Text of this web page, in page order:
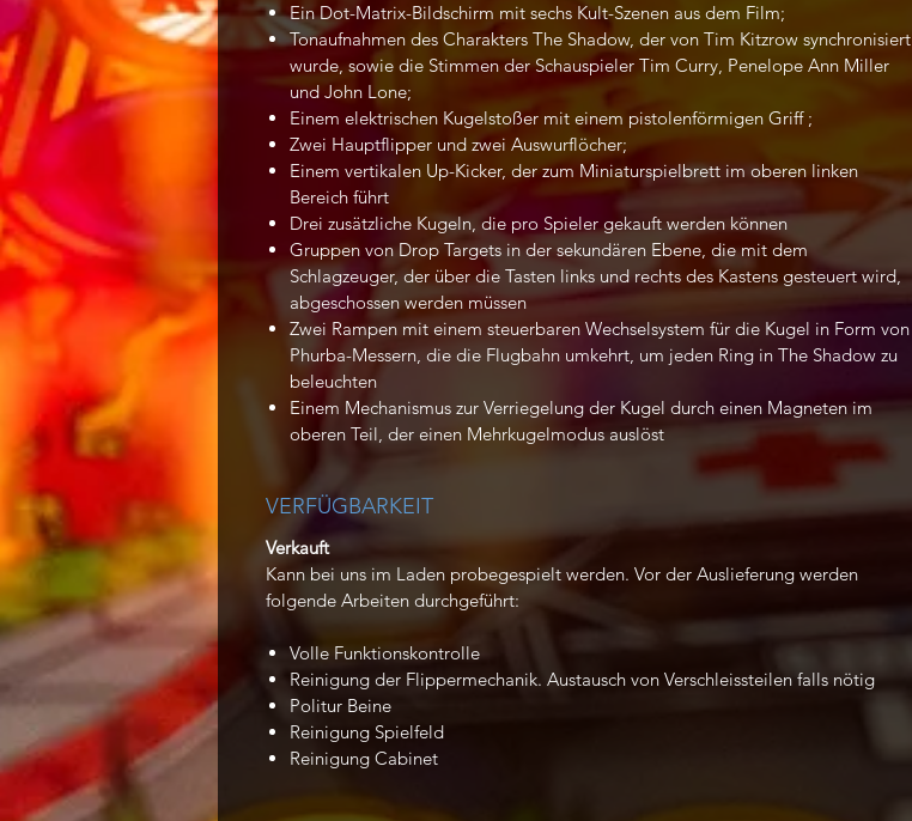
Ein Dot-Matrix-Bildschirm mit sechs Kult-Szenen aus dem Film;
Tonaufnahmen des Charakters The Shadow, der von Tim Kitzrow synchronisiert
wurde, sowie die Stimmen der Schauspieler Tim Curry, Penelope Ann Miller
und John Lone;
Einem elektrischen Kugelstoßer mit einem pistolenförmigen Griff ;
Zwei Hauptflipper und zwei Auswurflöcher;
Einem vertikalen Up-Kicker, der zum Miniaturspielbrett im oberen linken
Bereich führt
Drei zusätzliche Kugeln, die pro Spieler gekauft werden können
Gruppen von Drop Targets in der sekundären Ebene, die mit dem
Schlagzeuger, der über die Tasten links und rechts des Kastens gesteuert wird,
abgeschossen werden müssen
Zwei Rampen mit einem steuerbaren Wechselsystem für die Kugel in Form von
Phurba-Messern, die die Flugbahn umkehrt, um jeden Ring in The Shadow zu
beleuchten
Einem Mechanismus zur Verriegelung der Kugel durch einen Magneten im
oberen Teil, der einen Mehrkugelmodus auslöst
VERFÜGBARKEIT
Verkauft
Kann bei uns im Laden probegespielt werden. Vor der Auslieferung werden
folgende Arbeiten durchgeführt:
Volle Funktionskontrolle
Reinigung der Flippermechanik. Austausch von Verschleissteilen falls nötig
Politur Beine
Reinigung Spielfeld
Reinigung Cabinet